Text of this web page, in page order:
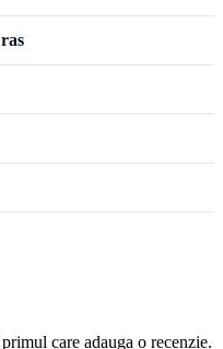
care adauga o recenzie.